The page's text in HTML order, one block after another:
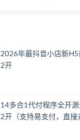
2026年最抖音小店新H5
2开
14多合1代付程序全开源
2开（支持易支付，直接